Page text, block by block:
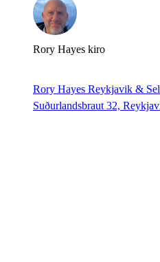
Rory Hayes kiro
Rory Hayes Reykjavik &
Suðurlandsbraut 32,